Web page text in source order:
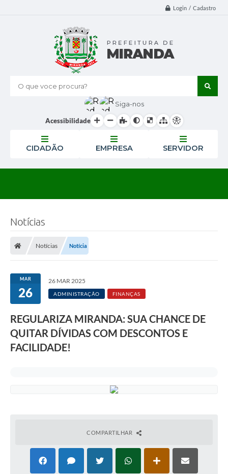
Login / Cadastro
O que voce procura?
Siga-nos
Acessibilidade
CIDADÃO EMPRESA SERVIDOR
Notícias
Notícias Notícia
MAR
26
26 MAR 2025
ADMINISTRAÇÃO FINANÇAS
REGULARIZA MIRANDA: SUA CHANCE DE
QUITAR DÍVIDAS COM DESCONTOS E
FACILIDADE!
COMPARTILHAR